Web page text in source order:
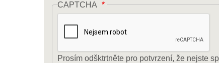
CAPTCHA
Prosím odšktrtněte pro potvrzení, že nejste